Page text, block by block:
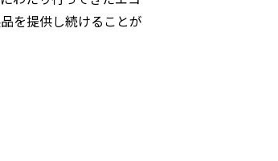
を提供し続けることが